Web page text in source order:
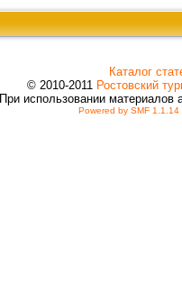
Каталог
© 2010-2011 Ростовский
При использовании материалов
Powered by SMF 1.1.14